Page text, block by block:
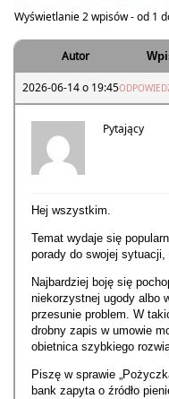
Wyświetlanie 2 wpisów - od 1
Autor
2026-06-14 o 19:45
Pytający
Hej wszystkim.
Temat wydaje się
porady do swojej
Najbardziej boję się
niekorzystnej ugody albo
przesunie problem. W
drobny zapis w umowie
obietnica szybkiego
Piszę w sprawie
bank zapyta o źródło